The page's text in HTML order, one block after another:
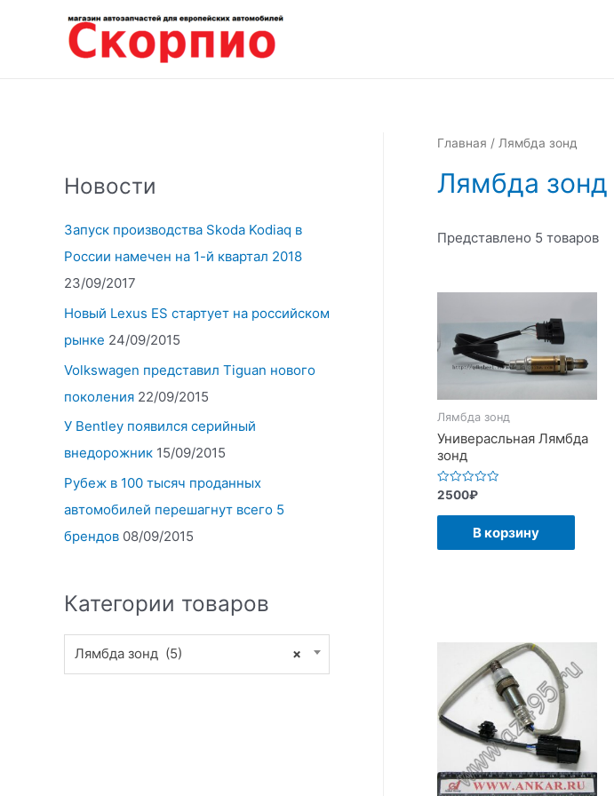
содержимому
Новости
Запуск производства Skoda Kodiaq в
России намечен на 1-й квартал 2018
23/09/2017
Новый Lexus ES стартует на российском
рынке 24/09/2015
Volkswagen представил Tiguan нового
поколения 22/09/2015
У Bentley появился серийный
внедорожник 15/09/2015
Рубеж в 100 тысяч проданных
автомобилей перешагнут всего 5
брендов 08/09/2015
Категории товаров
×
Лямбда зонд (5)
Главная / Лямбда зонд
Лямбда зонд
Представлено 5 товаров
Лямбда зонд
Универасльная Лямбда
зонд
Оценка
0
из
2500₽
В корзину